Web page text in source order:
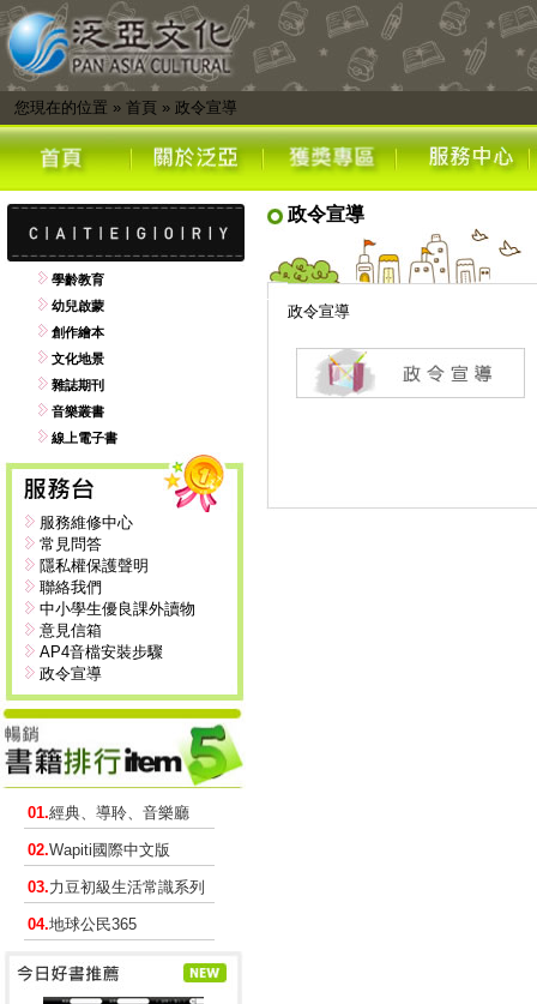
您現在的位置 » 首頁 » 政令宣導
學齡教育
幼兒啟蒙
創作繪本
文化地景
雜誌期刊
音樂叢書
線上電子書
服務維修中心
常見問答
隱私權保護聲明
聯絡我們
中小學生優良課外讀物
意見信箱
AP4音檔安裝步驟
政令宣導
01.經典、導聆、音樂廳
02.Wapiti國際中文版
03.力豆初級生活常識系列
04.地球公民365
政令宣導
政令宣導